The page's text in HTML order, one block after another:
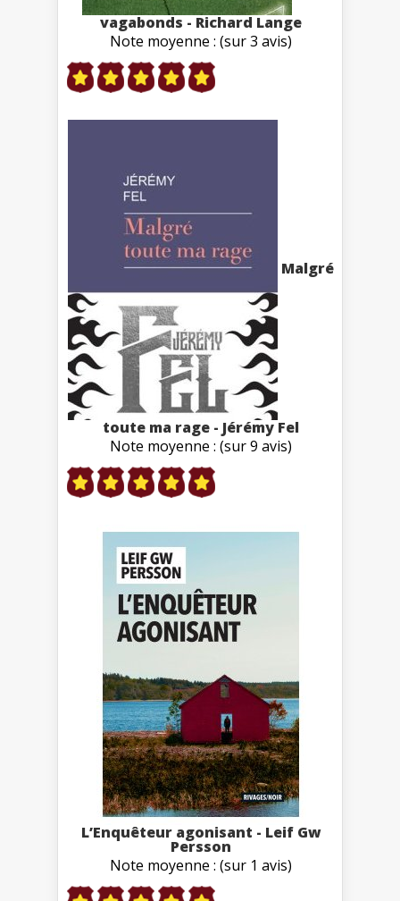
vagabonds - Richard Lange
Note moyenne : (sur 3 avis)
Malgré
toute ma rage - Jérémy Fel
Note moyenne : (sur 9 avis)
L’Enquêteur agonisant - Leif Gw
Persson
Note moyenne : (sur 1 avis)